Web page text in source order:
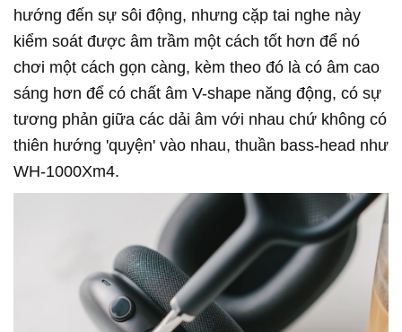
hướng đến sự sôi động, nhưng cặp tai nghe này
kiểm soát được âm trầm một cách tốt hơn để nó
chơi một cách gọn càng, kèm theo đó là có âm cao
sáng hơn để có chất âm V-shape năng động, có sự
tương phản giữa các dải âm với nhau chứ không có
thiên hướng 'quyện' vào nhau, thuần bass-head như
WH-1000Xm4.